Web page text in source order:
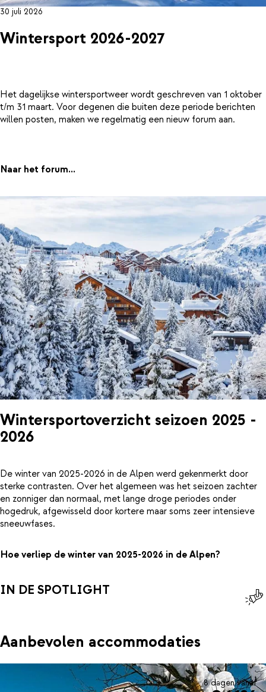
30 juli 2026
Wintersport 2026-2027
Het dagelijkse wintersportweer wordt geschreven van 1 oktober
t/m 31 maart. Voor degenen die buiten deze periode berichten
willen posten, maken we regelmatig een nieuw forum aan.
Naar het forum...
Wintersportoverzicht seizoen 2025 -
2026
De winter van 2025-2026 in de Alpen werd gekenmerkt door
sterke contrasten. Over het algemeen was het seizoen zachter
en zonniger dan normaal, met lange droge periodes onder
hogedruk, afgewisseld door kortere maar soms zeer intensieve
sneeuwfases.
Hoe verliep de winter van 2025-2026 in de Alpen?
IN DE SPOTLIGHT
Aanbevolen accommodaties
8 dagen vanaf